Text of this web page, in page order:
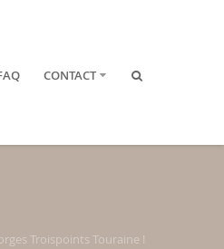
CONTACT
Troispoints Touraine !